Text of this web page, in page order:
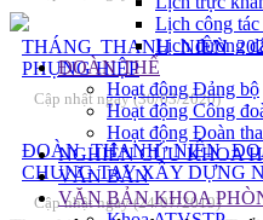
Lịch công
Lịch đường
ĐOÀN THỂ
Hoạt động Đảng bộ
Hoạt động Công
Hoạt động Đoàn
NGHIÊN CỨU KHOA
VĂN BẢN
VĂN BẢN KHOA
THÁNG THANH NIÊN
PHỤNG HIỆP
Cập nhật ngày (30/03/2020)
ĐOÀN THANH NIỆN
CHUNG TAY XÂY DỰNG
Cập nhật ngày (24/07/2019)